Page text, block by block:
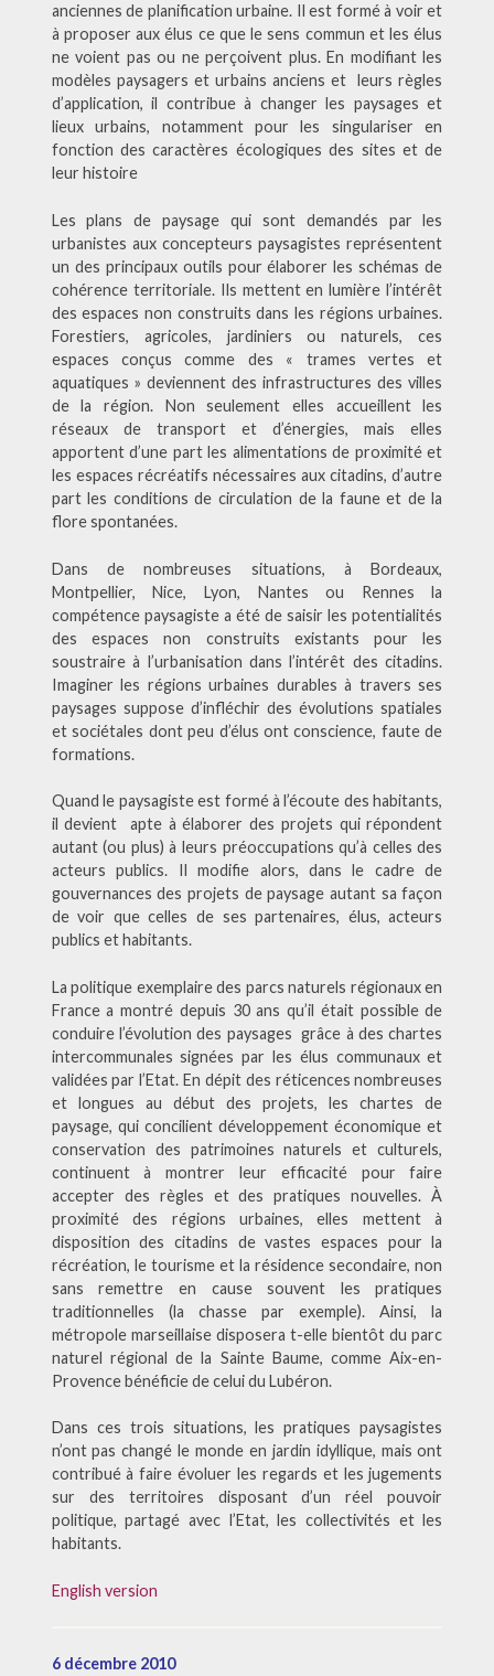
anciennes de planification urbaine. Il est formé à voir et
à proposer aux élus ce que le sens commun et les élus
ne voient pas ou ne perçoivent plus. En modifiant les
modèles paysagers et urbains anciens et leurs règles
d’application, il contribue à changer les paysages et
lieux urbains, notamment pour les singulariser en
fonction des caractères écologiques des sites et de
leur histoire
Les plans de paysage qui sont demandés par les
urbanistes aux concepteurs paysagistes représentent
un des principaux outils pour élaborer les schémas de
cohérence territoriale. Ils mettent en lumière l’intérêt
des espaces non construits dans les régions urbaines.
Forestiers, agricoles, jardiniers ou naturels, ces
espaces conçus comme des « trames vertes et
aquatiques » deviennent des infrastructures des villes
de la région. Non seulement elles accueillent les
réseaux de transport et d’énergies, mais elles
apportent d’une part les alimentations de proximité et
les espaces récréatifs nécessaires aux citadins, d’autre
part les conditions de circulation de la faune et de la
flore spontanées.
Dans de nombreuses situations, à Bordeaux,
Montpellier, Nice, Lyon, Nantes ou Rennes la
compétence paysagiste a été de saisir les potentialités
des espaces non construits existants pour les
soustraire à l’urbanisation dans l’intérêt des citadins.
Imaginer les régions urbaines durables à travers ses
paysages suppose d’infléchir des évolutions spatiales
et sociétales dont peu d’élus ont conscience, faute de
formations.
Quand le paysagiste est formé à l’écoute des habitants,
il devient apte à élaborer des projets qui répondent
autant (ou plus) à leurs préoccupations qu’à celles des
acteurs publics. Il modifie alors, dans le cadre de
gouvernances des projets de paysage autant sa façon
de voir que celles de ses partenaires, élus, acteurs
publics et habitants.
La politique exemplaire des parcs naturels régionaux en
France a montré depuis 30 ans qu’il était possible de
conduire l’évolution des paysages grâce à des chartes
intercommunales signées par les élus communaux et
validées par l’Etat. En dépit des réticences nombreuses
et longues au début des projets, les chartes de
paysage, qui concilient développement économique et
conservation des patrimoines naturels et culturels,
continuent à montrer leur efficacité pour faire
accepter des règles et des pratiques nouvelles. À
proximité des régions urbaines, elles mettent à
disposition des citadins de vastes espaces pour la
récréation, le tourisme et la résidence secondaire, non
sans remettre en cause souvent les pratiques
traditionnelles (la chasse par exemple). Ainsi, la
métropole marseillaise disposera t-elle bientôt du parc
naturel régional de la Sainte Baume, comme Aix-en-
Provence bénéficie de celui du Lubéron.
Dans ces trois situations, les pratiques paysagistes
n’ont pas changé le monde en jardin idyllique, mais ont
contribué à faire évoluer les regards et les jugements
sur des territoires disposant d’un réel pouvoir
politique, partagé avec l’Etat, les collectivités et les
habitants.
English version
6 décembre 2010